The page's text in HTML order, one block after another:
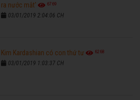
ra nước mắt'
6769
03/01/2019 2:04:06 CH
Kim Kardashian có con thứ tư 6268
03/01/2019 1:03:37 CH